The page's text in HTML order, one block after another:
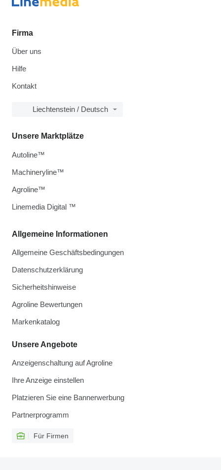
Firma
Über uns
Hilfe
Kontakt
Liechtenstein / Deutsch
Allgemeine Informationen
Allgemeine Geschäftsbedingungen
Datenschutzerklärung
Sicherheitshinweise
Agroline Bewertungen
Markenkatalog
Unsere Angebote
Anzeigenschaltung auf Agroline
Ihre Anzeige einstellen
Platzieren Sie eine Bannerwerbung
Partnerprogramm
Für Firmen
Unsere Marktplätze
Autoline™
Machineryline™
Agroline™
Linemedia Digital ™